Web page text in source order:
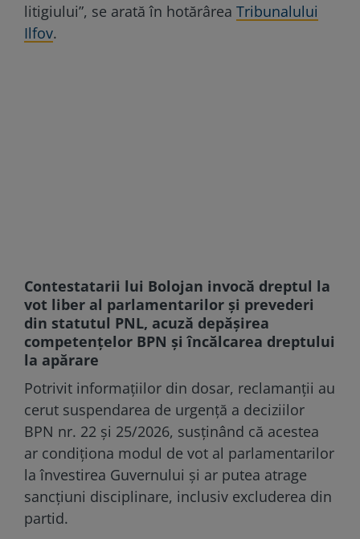
litigiului”, se arată în hotărârea Tribunalului
Ilfov.
Contestatarii lui Bolojan invocă dreptul la
vot liber al parlamentarilor și prevederi
din statutul PNL, acuză depășirea
competențelor BPN și încălcarea dreptului
la apărare
Potrivit informațiilor din dosar, reclamanții au
cerut suspendarea de urgență a deciziilor
BPN nr. 22 și 25/2026, susținând că acestea
ar condiționa modul de vot al parlamentarilor
la învestirea Guvernului și ar putea atrage
sancțiuni disciplinare, inclusiv excluderea din
partid.